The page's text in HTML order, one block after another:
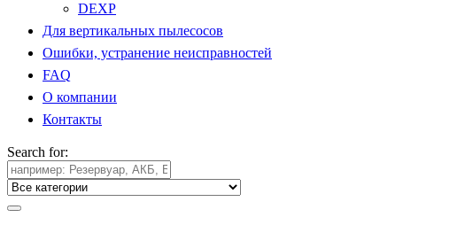
DEXP
Для вертикальных пылесосов
Ошибки, устранение неисправностей
FAQ
О компании
Контакты
Search for: